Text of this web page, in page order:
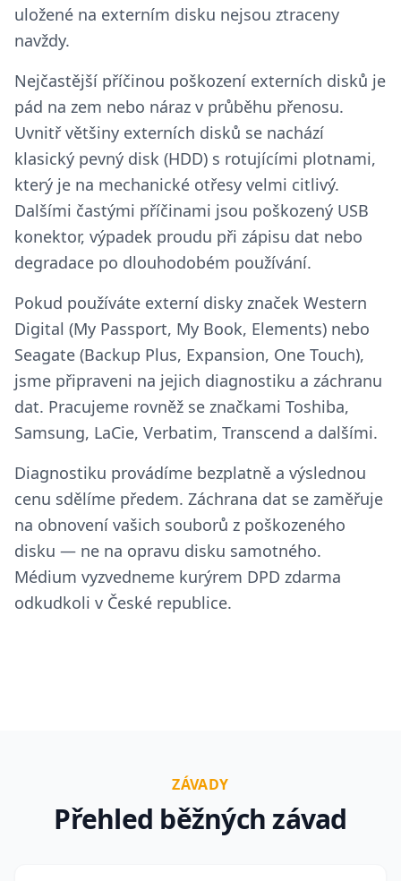
uložené na externím disku nejsou ztraceny
navždy.
Nejčastější příčinou poškození externích disků je
pád na zem nebo náraz v průběhu přenosu.
Uvnitř většiny externích disků se nachází
klasický pevný disk (HDD) s rotujícími plotnami,
který je na mechanické otřesy velmi citlivý.
Dalšími častými příčinami jsou poškozený USB
konektor, výpadek proudu při zápisu dat nebo
degradace po dlouhodobém používání.
Pokud používáte externí disky značek Western
Digital (My Passport, My Book, Elements) nebo
Seagate (Backup Plus, Expansion, One Touch),
jsme připraveni na jejich diagnostiku a záchranu
dat. Pracujeme rovněž se značkami Toshiba,
Samsung, LaCie, Verbatim, Transcend a dalšími.
Diagnostiku provádíme bezplatně a výslednou
cenu sdělíme předem. Záchrana dat se zaměřuje
na obnovení vašich souborů z poškozeného
disku — ne na opravu disku samotného.
Médium vyzvedneme kurýrem DPD zdarma
odkudkoli v České republice.
Přehled závad
Softwarové i hardwarové závady a jejich příznaky
Ceník záchrany
Orientační ceny podle typu závady
Případové studie
ZÁVADY
Přehled běžných závad